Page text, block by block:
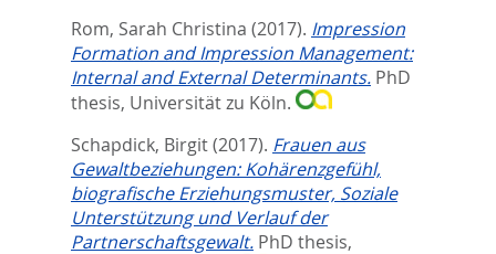
Rom, Sarah Christina (2017). Impression
Formation and Impression Management:
Internal and External Determinants. PhD
thesis, Universität zu Köln.
Schapdick, Birgit(2017). Frauen aus
Gewaltbeziehungen: Kohärenzgefühl,
biografische Erziehungsmuster, Soziale
Unterstützung und Verlauf der
Partnerschaftsgewalt. PhD thesis,